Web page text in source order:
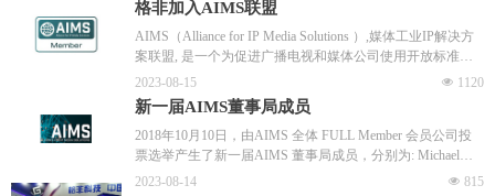
格非加入AIMS联盟
AIMS（Alliance for IP Media Solutions ）,媒体工业IP解决方
案联盟, 是一个为促进广播电视和媒体公司使用开放标准，
并从传统SDI系统向基于云技术和IP技术的虚拟化系统过渡
发展的行业联盟协会。
넶 1120
2023-08-15
新一届AIMS董事局成员
2018年10月10日，由AIMS 全体 FULL Member 会员公司投
票选举产生了新一届AIMS 董事局成员，分别为: Michael
Cronk, Grass Valley，Larissa Gorner, Net Insight，Andreas넶 815
2023-08-14